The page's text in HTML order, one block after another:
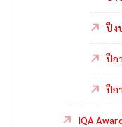
ปีง
ปีก
ปีก
IQA